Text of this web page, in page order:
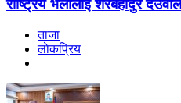
राष्ट्रिय भेलालाई शेरबहादुर
ताजा
लाेकप्रिय